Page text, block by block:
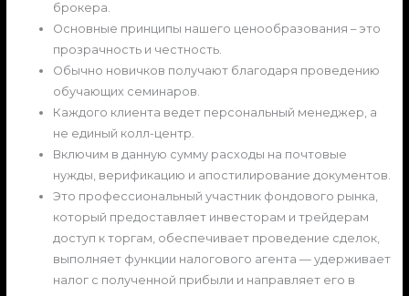
брокера.
Основные принципы нашего ценообразования – это
прозрачность и честность.
Обычно новичков получают благодаря проведению
обучающих семинаров.
Каждого клиента ведет персональный менеджер, а
не единый колл-центр.
Включим в данную сумму расходы на почтовые
нужды, верификацию и апостилирование документов.
Это профессиональный участник фондового рынка,
который предоставляет инвесторам и трейдерам
доступ к торгам, обеспечивает проведение сделок,
выполняет функции налогового агента — удерживает
налог с полученной прибыли и направляет его в